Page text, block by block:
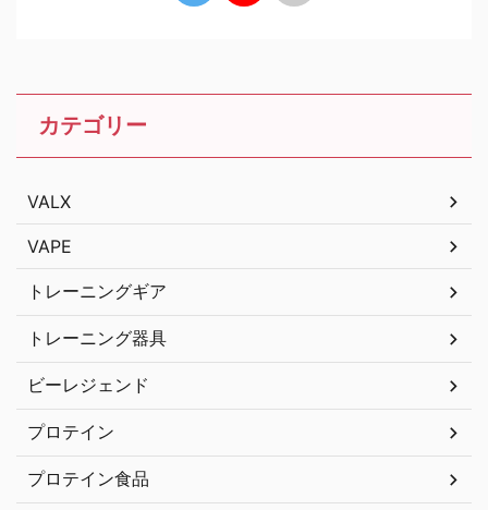
カテゴリー
VALX
VAPE
トレーニングギア
トレーニング器具
ビーレジェンド
プロテイン
プロテイン食品